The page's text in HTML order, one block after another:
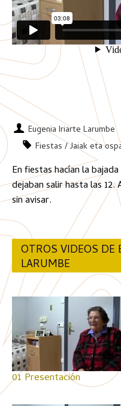
Eugenia Iriarte Larumbe
Fiestas / Jaiak eta
En fiestas hacían la
dejaban salir hasta las
sin avisar.
OTROS VIDEOS DE
LARUMBE
01 Presentación